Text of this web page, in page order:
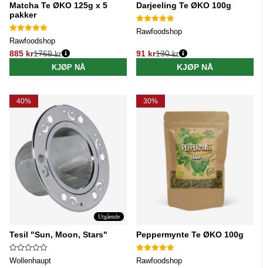
Matcha Te ØKO 125g x 5
pakker
Rawfoodshop
885 kr
Vanlig pris:
1769 kr
KJØP NÅ
Darjeeling Te ØKO 100g
Rawfoodshop
91 kr
Vanlig pris:
130 kr
KJØP NÅ
40%
Utgående
Tesil "Sun, Moon, Stars"
Wollenhaupt
30%
Peppermynte Te ØKO 100g
Rawfoodshop